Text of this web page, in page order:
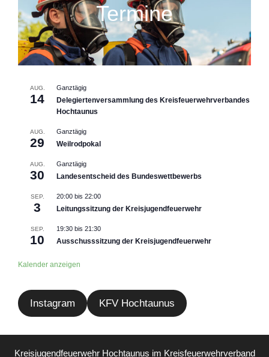
Termine
AUG.
14
Ganztägig
Delegiertenversammlung des Kreisfeuerwehrverbandes
Hochtaunus
AUG.
29
Ganztägig
Weilrodpokal
AUG.
30
Ganztägig
Landesentscheid des Bundeswettbewerbs
SEP.
3
20:00 bis 22:00
Leitungssitzung der Kreisjugendfeuerwehr
SEP.
10
19:30 bis 21:30
Ausschusssitzung der Kreisjugendfeuerwehr
Kalender anzeigen
Instagram KFV Hochtaunus
Kreisjugendfeuerwehr Hochtaunus im Kreisfeuerwehrverband